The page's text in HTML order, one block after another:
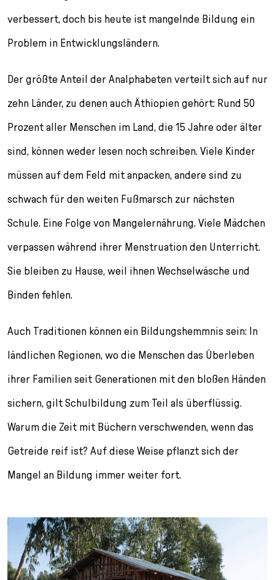
verbessert, doch bis heute ist mangelnde Bildung ein
Problem in Entwicklungsländern.
Der größte Anteil der Analphabeten verteilt sich auf nur
zehn Länder, zu denen auch Äthiopien gehört: Rund 50
Prozent aller Menschen im Land, die 15 Jahre oder älter
sind, können weder lesen noch schreiben. Viele Kinder
müssen auf dem Feld mit anpacken, andere sind zu
schwach für den weiten Fußmarsch zur nächsten
Schule. Eine Folge von Mangelernährung. Viele Mädchen
verpassen während ihrer Menstruation den Unterricht.
Sie bleiben zu Hause, weil ihnen Wechselwäsche und
Binden fehlen.
Auch Traditionen können ein Bildungshemmnis sein: In
ländlichen Regionen, wo die Menschen das Überleben
ihrer Familien seit Generationen mit den bloßen Händen
sichern, gilt Schulbildung zum Teil als überflüssig.
Warum die Zeit mit Büchern verschwenden, wenn das
Getreide reif ist? Auf diese Weise pflanzt sich der
Mangel an Bildung immer weiter fort.